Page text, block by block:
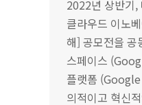
2022년 상반기,
클라우드 이노
해] 공모전을 공
스페이스
플랫폼
의적이고 혁신